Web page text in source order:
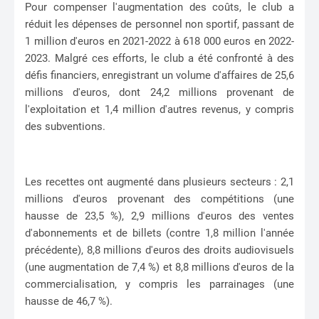
Pour compenser l'augmentation des coûts, le club a
réduit les dépenses de personnel non sportif, passant de
1 million d'euros en 2021-2022 à 618 000 euros en 2022-
2023. Malgré ces efforts, le club a été confronté à des
défis financiers, enregistrant un volume d'affaires de 25,6
millions d'euros, dont 24,2 millions provenant de
l'exploitation et 1,4 million d'autres revenus, y compris
des subventions.
Les recettes ont augmenté dans plusieurs secteurs : 2,1
millions d'euros provenant des compétitions (une
hausse de 23,5 %), 2,9 millions d'euros des ventes
d'abonnements et de billets (contre 1,8 million l'année
précédente), 8,8 millions d'euros des droits audiovisuels
(une augmentation de 7,4 %) et 8,8 millions d'euros de la
commercialisation, y compris les parrainages (une
hausse de 46,7 %).